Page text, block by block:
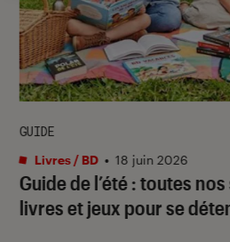
Guide de l’été : toutes
livres et jeux pour se
GUIDE
Livres / BD • 18 juin 2026